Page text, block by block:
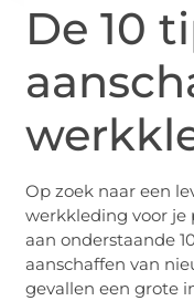
De 10
Op zoek naar een
werkkleding voor je
aan onderstaande
aanschaffen van
gevallen een grote